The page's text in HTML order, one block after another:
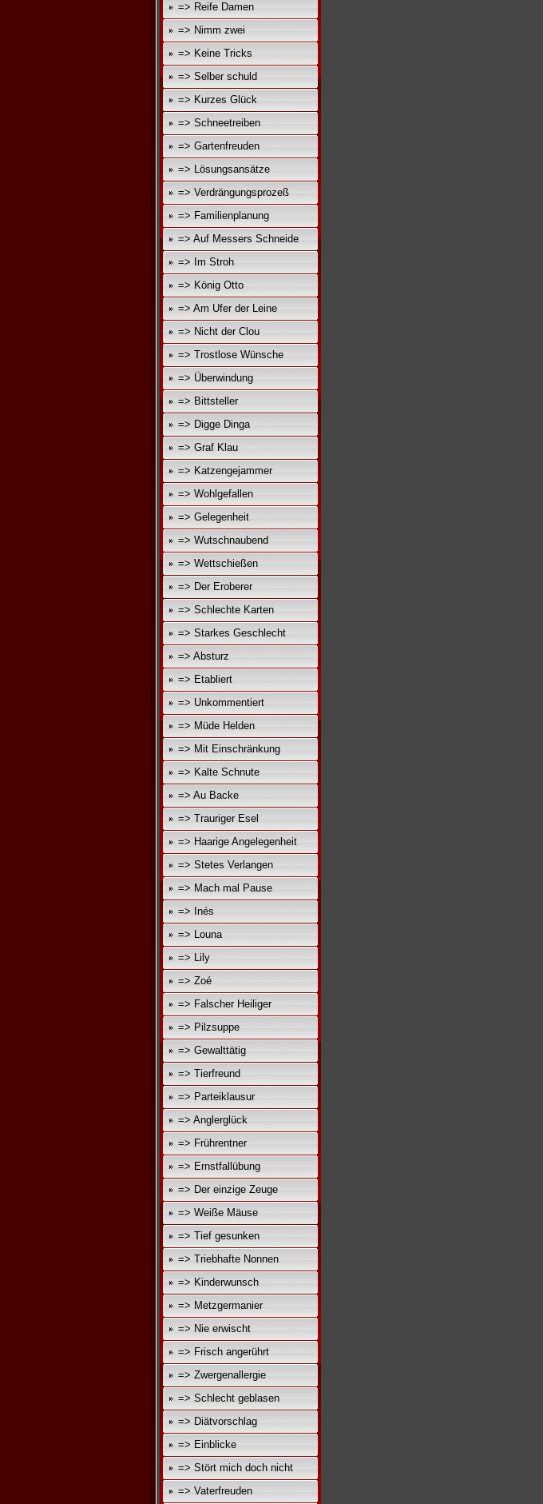
=> Reife Damen
=> Nimm zwei
=> Keine Tricks
=> Selber schuld
=> Kurzes Glück
=> Schneetreiben
=> Gartenfreuden
=> Lösungsansätze
=> Verdrängungsprozeß
=> Familienplanung
=> Auf Messers Schneide
=> Im Stroh
=> König Otto
=> Am Ufer der Leine
=> Nicht der Clou
=> Trostlose Wünsche
=> Überwindung
=> Bittsteller
=> Digge Dinga
=> Graf Klau
=> Katzengejammer
=> Wohlgefallen
=> Gelegenheit
=> Wutschnaubend
=> Wettschießen
=> Der Eroberer
=> Schlechte Karten
=> Starkes Geschlecht
=> Absturz
=> Etabliert
=> Unkommentiert
=> Müde Helden
=> Mit Einschränkung
=> Kalte Schnute
=> Au Backe
=> Trauriger Esel
=> Haarige Angelegenheit
=> Stetes Verlangen
=> Mach mal Pause
=> Inés
=> Louna
=> Lily
=> Zoé
=> Falscher Heiliger
=> Pilzsuppe
=> Gewalttätig
=> Tierfreund
=> Parteiklausur
=> Anglerglück
=> Frührentner
=> Ernstfallübung
=> Der einzige Zeuge
=> Weiße Mäuse
=> Tief gesunken
=> Triebhafte Nonnen
=> Kinderwunsch
=> Metzgermanier
=> Nie erwischt
=> Frisch angerührt
=> Zwergenallergie
=> Schlecht geblasen
=> Diätvorschlag
=> Einblicke
=> Stört mich doch nicht
=> Vaterfreuden